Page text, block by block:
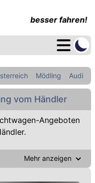
besser fahren!
Mödling Audi
vom Händler
Angeboten
Mehr anzeigen